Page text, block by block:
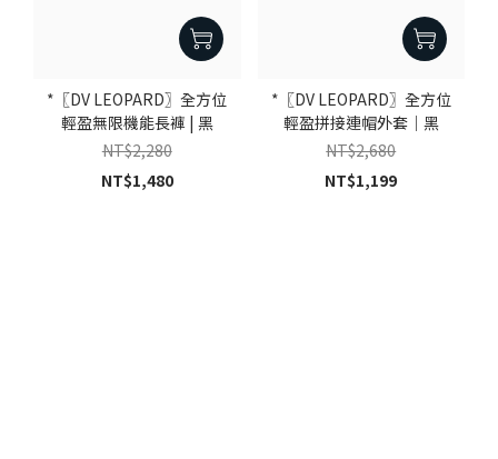
*〖DV LEOPARD〗全方位
輕盈無限機能長褲 | 黑
NT$2,280
NT$1,480
*〖DV LEOPARD〗全方位
輕盈拼接連帽外套｜黑
NT$2,680
NT$1,199